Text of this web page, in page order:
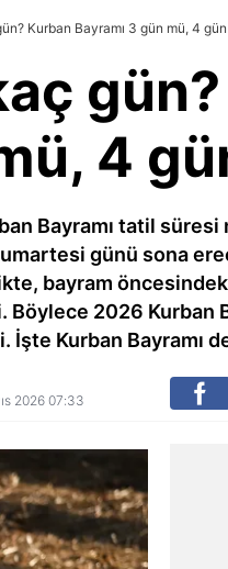
Kurban Bayramı 3 gün mü, 4
4
Bayramı tatil
günü sona
bayram
2026 Kurban
Kurban Bayramı
2026 07:33